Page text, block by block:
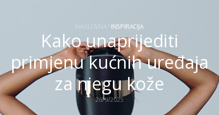
NASLOVNA INSPIRACIJA
Kakounaprijediti
primjenukućnihuređaja
za njegukože
26/9/2025